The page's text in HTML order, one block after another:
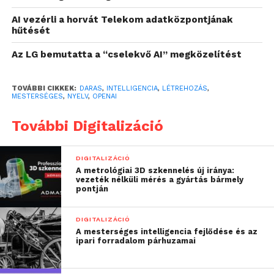
pillanatra. Miután ugyanis a kutató alaposan
megvizsgálta az eredményt, feltűnt, hogy az MI az
„Apoploe vesrreaitars” alatt madarakat értelmez,
míg a „vicootess” zöldséget jelent számára. Daras azt
komplett történetet kreált:
“a farmerek azért
beszélgetnek a
zöldségekről, mert a
madarak megdézsmálták
azokat.”
A hallgató később még több érdekes kifejezésre
bukkant. Ilyen volt például a „Contarra ccetnxniams
AI vezérli a horvát Telekom adatközpontjának
hűtését
Az LG bemutatta a “cselekvő AI” megközelítést
TOVÁBBI CIKKEK: DARAS, INTELLIGENCIA, LÉTREHOZÁS,
MESTERSÉGES, NYELV, OPENAI
További Digitalizáció
DIGITALIZÁCIÓ
A metrológiai 3D szkennelés új iránya:
vezeték nélküli mérés a gyártás bármely
pontján
DIGITALIZÁCIÓ
A mesterséges intelligencia fejlődése és az
ipari forradalom párhuzamai